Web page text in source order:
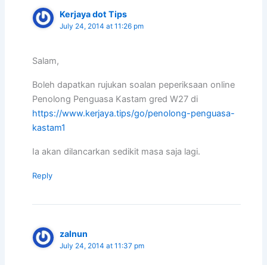
Kerjaya dot Tips
July 24, 2014 at 11:26 pm
Salam,
Boleh dapatkan rujukan soalan peperiksaan online
Penolong Penguasa Kastam gred W27 di
https://www.kerjaya.tips/go/penolong-penguasa-
kastam1
Ia akan dilancarkan sedikit masa saja lagi.
Reply
zalnun
July 24, 2014 at 11:37 pm